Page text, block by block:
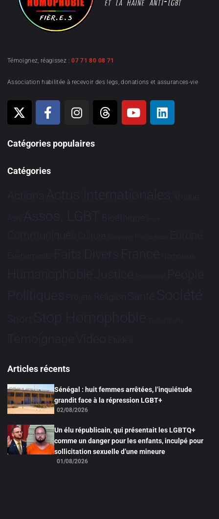
Témoignez, réagissez :07 71 80 08 71
Association habilitée à recevoir des legs, donations et assurances-vie
Catégories populaires
Catégories
Actions Actus Internationales Afrique
Asie Assos. LGBT Bioéthique Brève
Communiqués Culture Dialogues France-Brésil Europe
Evénements Faits Divers France Hommage
HumanophobieJustice Partenariat People
Politiques Projets Religion Santé Société
Sport Stop Homophobie Tech Tribune
TémoignageVidéo Études
Articles récents
Sénégal : huit femmes arrêtées, l’inquiétude
grandit face à la répression LGBT+
02/08/2026
Un élu républicain, qui présentait les LGBTQ+
comme un danger pour les enfants, inculpé pour
sollicitation sexuelle d’une mineure
01/08/2026